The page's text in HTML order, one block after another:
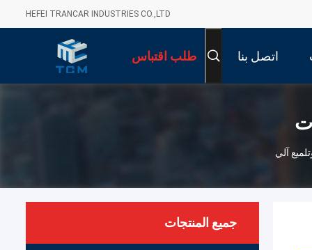
HEFEI TRANCAR INDUSTRIES CO.,LTD
اتصل بنا طلب اقتباس
جميع المنتجات